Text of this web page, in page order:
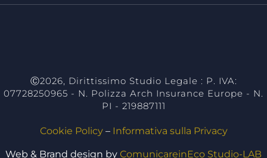
Ⓒ2026, Dirittissimo Studio Legale : P. IVA:
07728250965 - N. Polizza Arch Insurance Europe - N.
PI - 219887111
Cookie Policy– Informativa sulla Privacy
Web & Brand design by ComunicareinEco Studio-LAB